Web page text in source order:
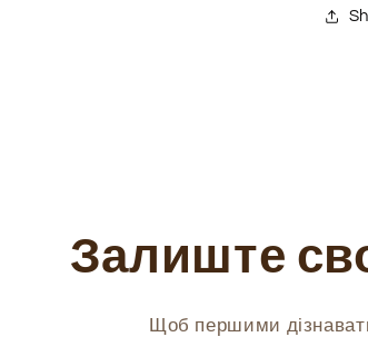
Залиште
Щоб першими